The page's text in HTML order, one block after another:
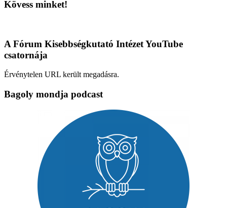
Kövess minket!
A Fórum Kisebbségkutató Intézet YouTube
csatornája
Érvénytelen URL került megadásra.
Bagoly mondja podcast